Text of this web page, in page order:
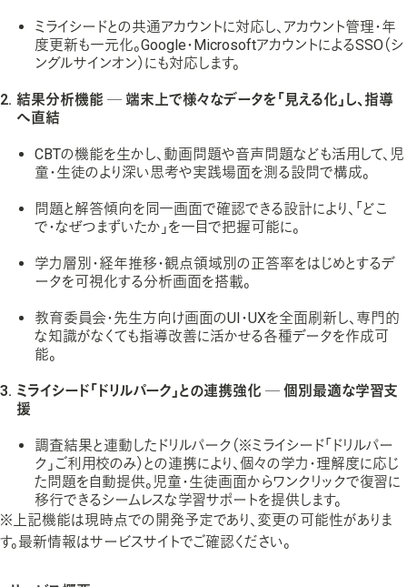
ミライシードとの共通アカウントに対応し、アカウント管理・年
度更新も一元化。Google・MicrosoftアカウントによるSSO（シ
ングルサインオン）にも対応します。
結果分析機能 ─ 端末上で様々なデータを「見える化」し、指導
へ直結
CBTの機能を生かし、動画問題や音声問題なども活用して、児
童・生徒のより深い思考や実践場面を測る設問で構成。
問題と解答傾向を同一画面で確認できる設計により、「どこ
で・なぜつまずいたか」を一目で把握可能に。
学力層別・経年推移・観点領域別の正答率をはじめとするデ
ータを可視化する分析画面を搭載。
教育委員会・先生方向け画面のUI・UXを全面刷新し、専門的
な知識がなくても指導改善に活かせる各種データを作成可
能。
ミライシード「ドリルパーク」との連携強化 ─ 個別最適な学習支
援
調査結果と連動したドリルパーク（※ミライシード「ドリルパー
ク」ご利用校のみ）との連携により、個々の学力・理解度に応じ
た問題を自動提供。児童・生徒画面からワンクリックで復習に
移行できるシームレスな学習サポートを提供します。
※上記機能は現時点での開発予定であり、変更の可能性がありま
す。最新情報はサービスサイトでご確認ください。